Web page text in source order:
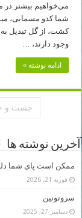
می‌خواهیم بیشتر در
شما کدو مسمایی،
کشت، از گل تبدیل
وجود دارند، …
ادامه نوشته »
آخرین نوشته ها
ممکن است پای شما
فوریه 21, 2026
سروتونین
دسامبر 27, 2025